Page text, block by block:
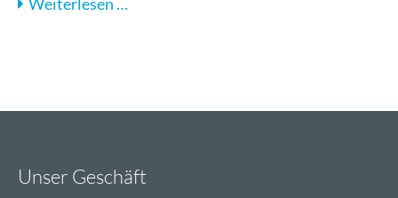
Kanuten
Unser Geschäft